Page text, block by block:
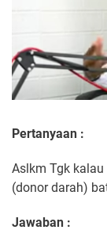
Pertanyaan :
Aslkm Tgk
(donor darah)
Jawaban :